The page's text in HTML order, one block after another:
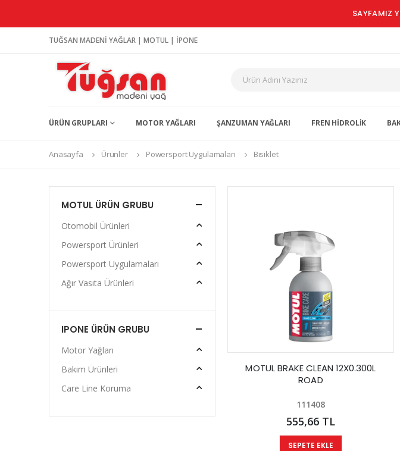
SAYFAMIZ
TUĞSAN MADENİ YAĞLAR | MOTUL | İPONE
ÜRÜN GRUPLARI MOTOR YAĞLARI ŞANZUMAN YAĞLARI FREN HİDROLİK
Anasayfa Ürünler Powersport Uygulamaları Bisiklet
MOTUL BRAKE CLEAN 12X0.300L
ROAD
111408
555,66 TL
SEPETE EKLE
MOTUL ÜRÜN GRUBU
Otomobil Ürünleri
Powersport Ürünleri
Powersport Uygulamaları
Ağır Vasıta Ürünleri
IPONE ÜRÜN GRUBU
Motor Yağları
Bakım Ürünleri
Care Line Koruma